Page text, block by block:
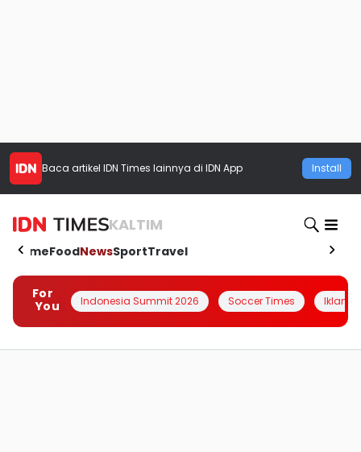
Baca artikel IDN Times lainnya di IDN App Install
KALTIM
HomeFoodNewsSportTravel
For
You
Indonesia Summit 2026 Soccer Times Iklanin